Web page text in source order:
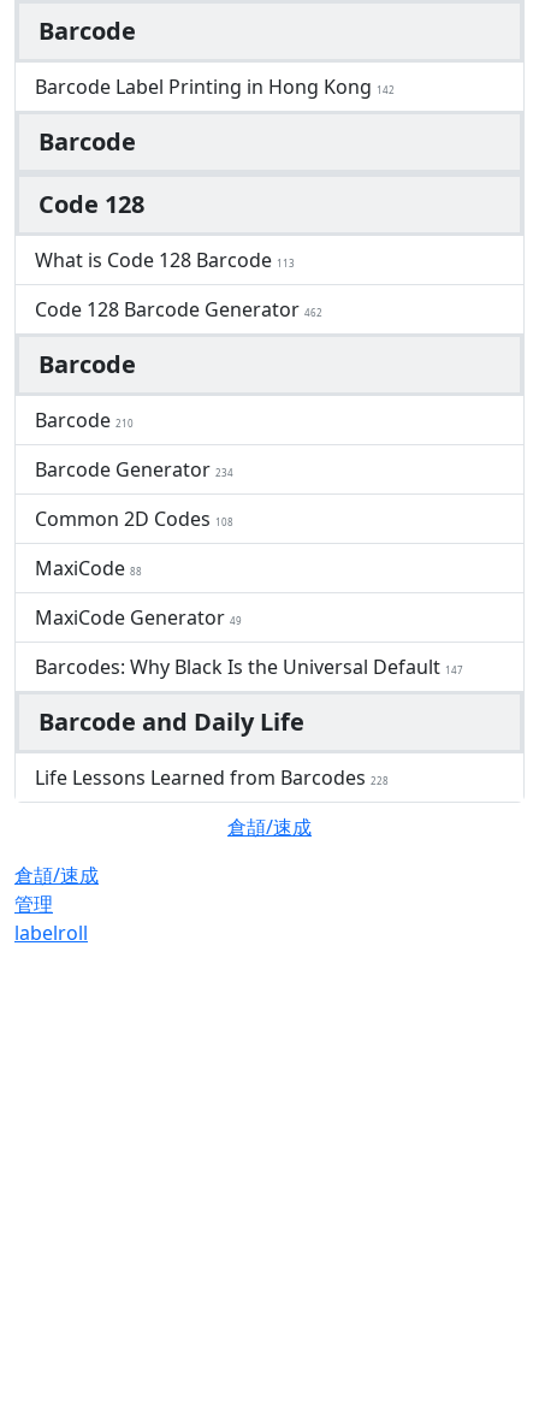
Barcode
Barcode Label Printing in Hong Kong 142
Barcode
Code 128
What is Code 128 Barcode 113
Code 128 Barcode Generator 462
Barcode
Barcode 210
Barcode Generator 234
Common 2D Codes 108
MaxiCode 88
MaxiCode Generator 49
Barcodes: Why Black Is the Universal Default 147
Barcode and Daily Life
Life Lessons Learned from Barcodes 228
倉頡/速成
倉頡/速成
管理
labelroll